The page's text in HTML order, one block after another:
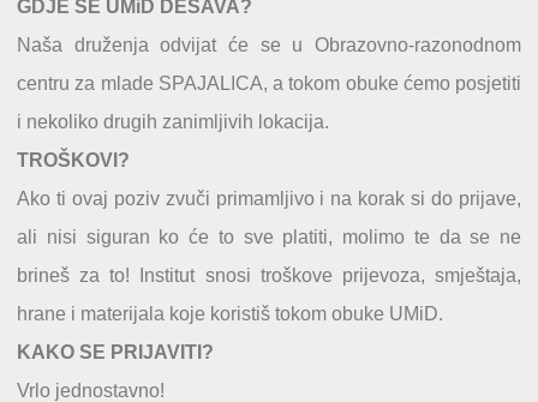
GDJE SE UMiD DEŠAVA?
Naša druženja odvijat će se u Obrazovno-razonodnom
centru za mlade SPAJALICA, a tokom obuke ćemo posjetiti
i nekoliko drugih zanimljivih lokacija.
TROŠKOVI?
Ako ti ovaj poziv zvuči primamljivo i na korak si do prijave,
ali nisi siguran ko će to sve platiti, molimo te da se ne
brineš za to! Institut snosi troškove prijevoza, smještaja,
hrane i materijala koje koristiš tokom obuke UMiD.
KAKO SE PRIJAVITI?
Vrlo jednostavno!